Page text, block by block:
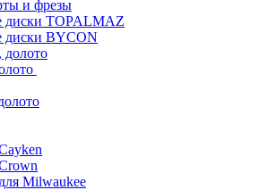
и фрезы
диски TOPALMAZ
диски BYCON
Milwaukee